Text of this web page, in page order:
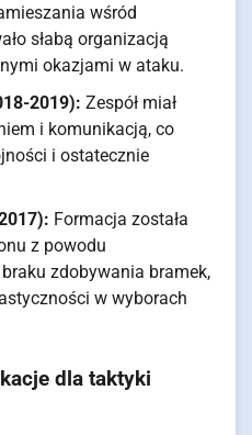
wśród
słabą organizacją
okazjami w ataku.
2019): Zespół miał
i komunikacją, co
i ostatecznie
Formacja została
z powodu
zdobywania bramek,
w wyborach
dla taktyki